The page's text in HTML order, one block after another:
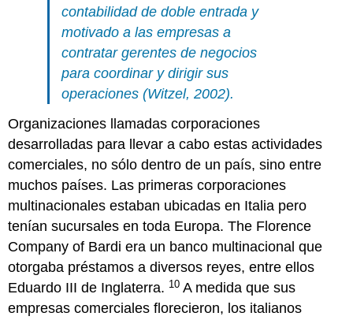
contabilidad de doble entrada y
motivado a las empresas a
contratar gerentes de negocios
para coordinar y dirigir sus
operaciones (Witzel, 2002).
Organizaciones llamadas corporaciones
desarrolladas para llevar a cabo estas actividades
comerciales, no sólo dentro de un país, sino entre
muchos países. Las primeras corporaciones
multinacionales estaban ubicadas en Italia pero
tenían sucursales en toda Europa. The Florence
Company of Bardi era un banco multinacional que
otorgaba préstamos a diversos reyes, entre ellos
Eduardo III de Inglaterra. 10 A medida que sus
empresas comerciales florecieron, los italianos